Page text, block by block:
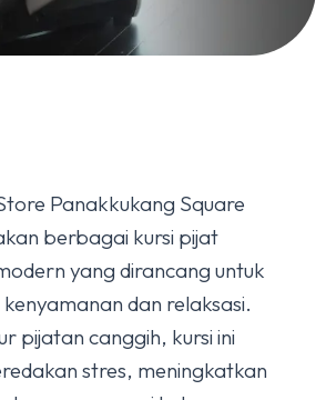
Panakkukang Square
berbagai kursi pijat
yang dirancang untuk
dan relaksasi.
pijatan canggih, kursi ini
stres, meningkatkan